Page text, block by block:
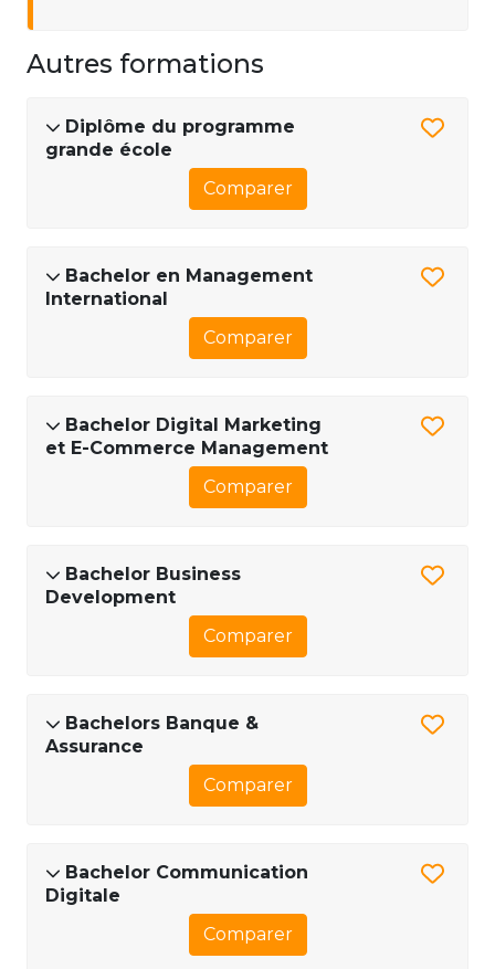
Autres formations
Diplôme du programme
grande école
Comparer
Bachelor en Management
International
Comparer
Bachelor Digital Marketing
et E-Commerce Management
Comparer
Bachelor Business
Development
Comparer
Bachelors Banque &
Assurance
Comparer
Bachelor Communication
Digitale
Comparer